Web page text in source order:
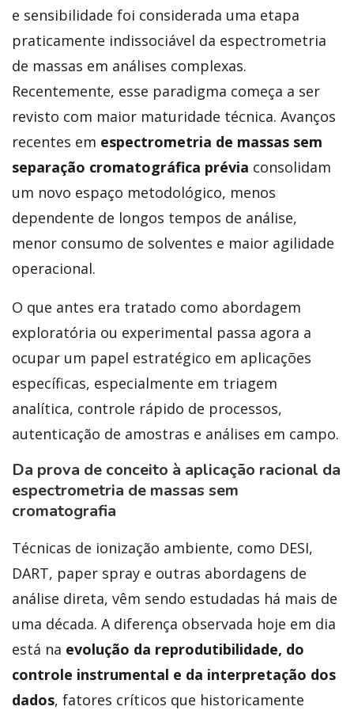
e sensibilidade foi considerada uma etapa
praticamente indissociável da espectrometria
de massas em análises complexas.
Recentemente, esse paradigma começa a ser
revisto com maior maturidade técnica. Avanços
recentes em espectrometria de massas sem
separação cromatográfica prévia consolidam
um novo espaço metodológico, menos
dependente de longos tempos de análise,
menor consumo de solventes e maior agilidade
operacional.
O que antes era tratado como abordagem
exploratória ou experimental passa agora a
ocupar um papel estratégico em aplicações
específicas, especialmente em triagem
analítica, controle rápido de processos,
autenticação de amostras e análises em campo.
Da prova de conceito à aplicação racional da
espectrometria de massas sem
cromatografia
Técnicas de ionização ambiente, como DESI,
DART, paper spray e outras abordagens de
análise direta, vêm sendo estudadas há mais de
uma década. A diferença observada hoje em dia
está na evolução da reprodutibilidade, do
controle instrumental e da interpretação dos
dados, fatores críticos que historicamente